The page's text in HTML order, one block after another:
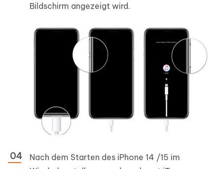
Bildschirm angezeigt wird.
Nach dem Starten des iPhone 14 /15 im